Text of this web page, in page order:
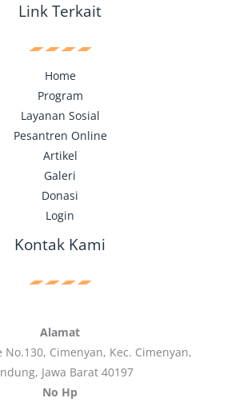
Link Terkait
Home
Program
Layanan Sosial
Pesantren Online
Artikel
Galeri
Donasi
Login
Kontak Kami
Alamat
No.130, Cimenyan, Kec. Cimenyan,
Jawa Barat 40197
No Hp